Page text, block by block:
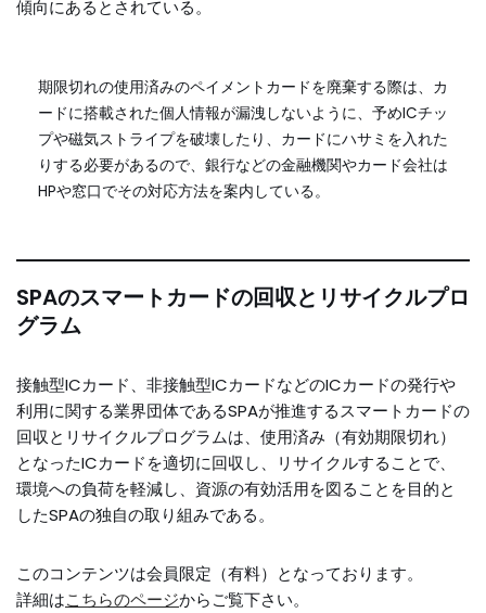
傾向にあるとされている。
期限切れの使用済みのペイメントカードを廃棄する際は、カ
ードに搭載された個人情報が漏洩しないように、予めICチッ
プや磁気ストライプを破壊したり、カードにハサミを入れた
りする必要があるので、銀行などの金融機関やカード会社は
HPや窓口でその対応方法を案内している。
SPAのスマートカードの回収とリサイクルプロ
グラム
接触型ICカード、非接触型ICカードなどのICカードの発行や
利用に関する業界団体であるSPAが推進するスマートカードの
回収とリサイクルプログラムは、使用済み（有効期限切れ）
となったICカードを適切に回収し、リサイクルすることで、
環境への負荷を軽減し、資源の有効活用を図ることを目的と
したSPAの独自の取り組みである。
このコンテンツは会員限定（有料）となっております。
詳細はこちらのページからご覧下さい。